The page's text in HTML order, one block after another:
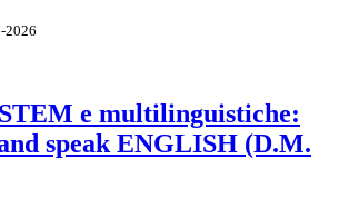
2026
e multilinguistiche:
speak ENGLISH (D.M.